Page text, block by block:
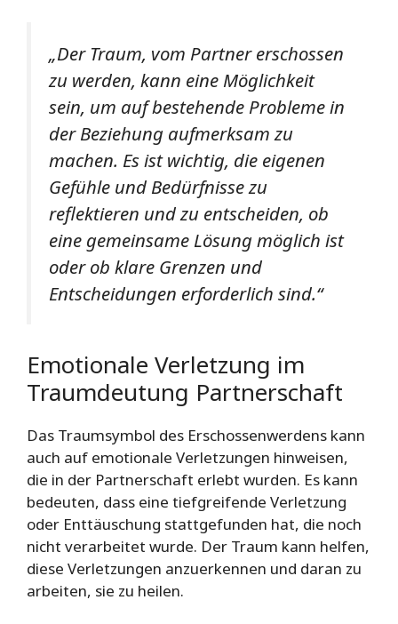
„Der Traum, vom Partner erschossen
zu werden, kann eine Möglichkeit
sein, um auf bestehende Probleme in
der Beziehung aufmerksam zu
machen. Es ist wichtig, die eigenen
Gefühle und Bedürfnisse zu
reflektieren und zu entscheiden, ob
eine gemeinsame Lösung möglich ist
oder ob klare Grenzen und
Entscheidungen erforderlich sind.“
Emotionale Verletzung im
Traumdeutung Partnerschaft
Das Traumsymbol des Erschossenwerdens kann
auch auf emotionale Verletzungen hinweisen,
die in der Partnerschaft erlebt wurden. Es kann
bedeuten, dass eine tiefgreifende Verletzung
oder Enttäuschung stattgefunden hat, die noch
nicht verarbeitet wurde. Der Traum kann helfen,
diese Verletzungen anzuerkennen und daran zu
arbeiten, sie zu heilen.